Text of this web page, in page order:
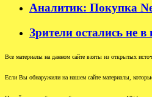
Аналитик: Покупка
Зрители остались не
Все материалы на данном сайте взяты из открытых
Если Вы обнаружили на нашем сайте материалы,